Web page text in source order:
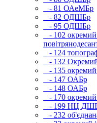
- 81 ОАеМБр
- 82 ОДШБр
- 95 ОДШБр
- 102 окремий
- 124
- 132
- 135
- 147 ОАБр
- 148 ОАБр
- 170
- 199 НЦ
- 232